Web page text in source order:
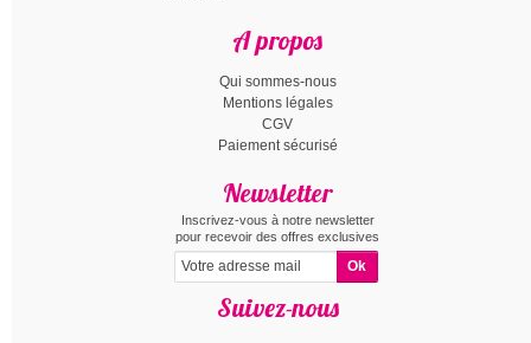
A propos
Qui sommes-nous
Mentions légales
CGV
Paiement sécurisé
Newsletter
Inscrivez-vous à notre newsletter
pour recevoir des offres exclusives
Suivez-nous